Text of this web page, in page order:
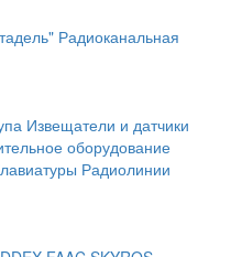
Радиоканальная
Извещатели и датчики
оборудование
Радиолинии